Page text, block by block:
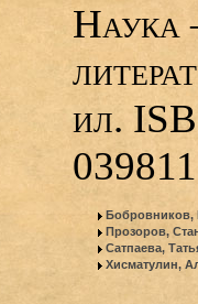
Наука
ил.
Бобровников,
Прозоров,
Сатпаева,
Хисматулин,